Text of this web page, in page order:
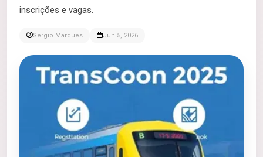
inscrições e vagas.
Sergio Marques Jun 5, 2026